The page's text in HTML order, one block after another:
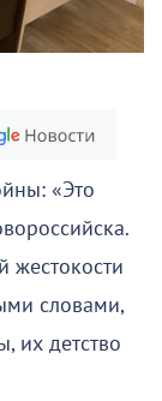
«Это
жестокости
словами,
их детство